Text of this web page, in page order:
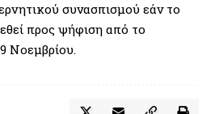
συνασπισμού εάν το
προς ψήφιση από το
Νοεμβρίου.